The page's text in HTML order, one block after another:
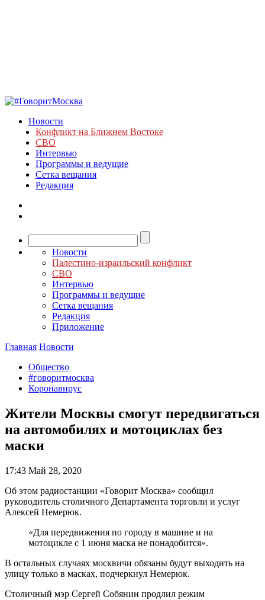
Новости
Конфликт на Ближнем Востоке
СВО
Интервью
Программы и ведущие
Сетка вещания
Редакция
Новости
Палестино-израильский конфликт
СВО
Интервью
Программы и ведущие
Сетка вещания
Редакция
Приложение
Главная Новости
Общество
#говоритмосква
Коронавирус
Жители Москвы смогут передвигаться
на автомобилях и мотоциклах без
маски
17:43 Май 28, 2020
Об этом радиостанции «Говорит Москва» сообщил
руководитель столичного Департамента торговли и услуг
Алексей Немерюк.
«Для передвижения по городу в машине и на
мотоцикле с 1 июня маска не понадобится».
В остальных случаях москвичи обязаны будут выходить на
улицу только в масках, подчеркнул Немерюк.
Столичный мэр Сергей Собянин продлил режим